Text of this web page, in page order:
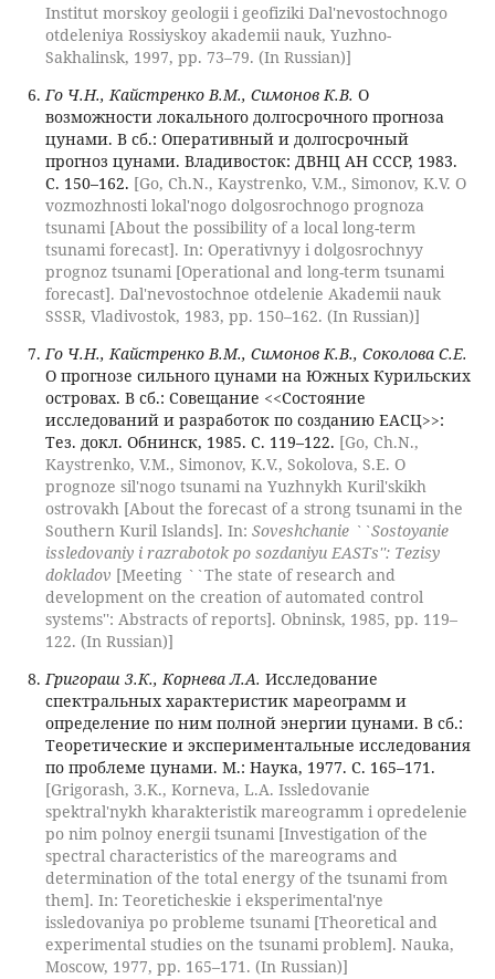
Institut morskoy geologii i geofiziki Dal'nevostochnogo
otdeleniya Rossiyskoy akademii nauk, Yuzhno-
Sakhalinsk, 1997, pp. 73–79. (In Russian)]
Го Ч.Н., Кайстренко В.М., Симонов К.В. О
возможности локального долгосрочного прогноза
цунами. В сб.: Оперативный и долгосрочный
прогноз цунами. Владивосток: ДВНЦ АН СССР, 1983.
С. 150–162. [Go, Ch.N., Kaystrenko, V.M., Simonov, K.V. O
vozmozhnosti lokal'nogo dolgosrochnogo prognoza
tsunami [About the possibility of a local long-term
tsunami forecast]. In: Operativnyy i dolgosrochnyy
prognoz tsunami [Operational and long-term tsunami
forecast]. Dal'nevostochnoe otdelenie Akademii nauk
SSSR, Vladivostok, 1983, pp. 150–162. (In Russian)]
Го Ч.Н., Кайстренко В.М., Симонов К.В., Соколова С.Е.
О прогнозе сильного цунами на Южных Курильских
островах. В сб.: Совещание <<Состояние
исследований и разработок по созданию ЕАСЦ>>:
Тез. докл. Обнинск, 1985. С. 119–122. [Go, Ch.N.,
Kaystrenko, V.M., Simonov, K.V., Sokolova, S.E. O
prognoze sil'nogo tsunami na Yuzhnykh Kuril'skikh
ostrovakh [About the forecast of a strong tsunami in the
Southern Kuril Islands]. In: Soveshchanie ``Sostoyanie
issledovaniy i razrabotok po sozdaniyu EASTs'': Tezisy
dokladov [Meeting ``The state of research and
development on the creation of automated control
systems'': Abstracts of reports]. Obninsk, 1985, pp. 119–
122. (In Russian)]
Григораш 3.К., Корнева Л.А. Исследование
спектральных характеристик мареограмм и
определение по ним полной энергии цунами. В сб.:
Теоретические и экспериментальные исследования
по проблеме цунами. М.: Наука, 1977. С. 165–171.
[Grigorash, 3.K., Korneva, L.A. Issledovanie
spektral'nykh kharakteristik mareogramm i opredelenie
po nim polnoy energii tsunami [Investigation of the
spectral characteristics of the mareograms and
determination of the total energy of the tsunami from
them]. In: Teoreticheskie i eksperimental'nye
issledovaniya po probleme tsunami [Theoretical and
experimental studies on the tsunami problem]. Nauka,
Moscow, 1977, pp. 165–171. (In Russian)]